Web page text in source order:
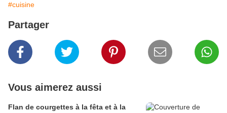
#cuisine
Partager
Vous aimerez aussi
Flan de courgettes à la fêta et à la